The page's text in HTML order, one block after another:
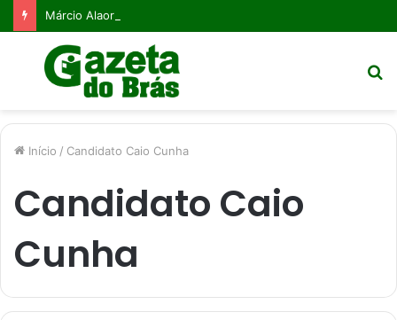
Menu
Início / Candidato Caio Cunha
Candidato Caio
Cunha